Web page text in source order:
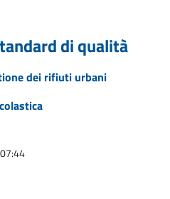
di qualità
dei rifiuti urbani